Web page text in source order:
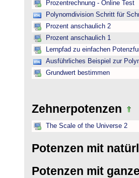
Prozentrechnung - Online Test
Polynomdivision Schritt für
Prozent anschaulich 2
Prozent anschaulich 1
Lernpfad zu einfachen
Ausführliches Beispiel zur
Grundwert bestimmen
Zehnerpotenzen
The Scale of the Universe 2
Potenzen mit
Potenzen mit